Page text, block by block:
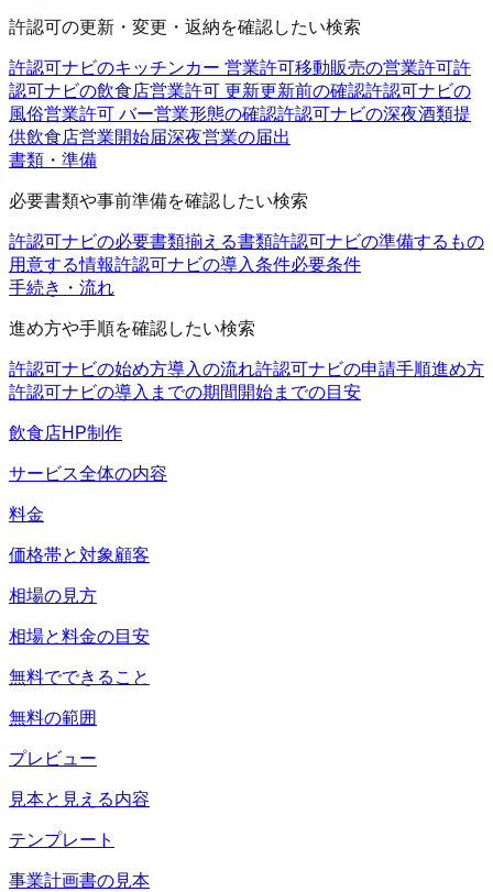
許認可の更新・変更・返納を確認したい検索
許認可ナビのキッチンカー 営業許可移動販売の営業許可許
認可ナビの飲食店営業許可 更新更新前の確認許認可ナビの
風俗営業許可 バー営業形態の確認許認可ナビの深夜酒類提
供飲食店営業開始届深夜営業の届出
書類・準備
必要書類や事前準備を確認したい検索
許認可ナビの必要書類揃える書類許認可ナビの準備するもの
用意する情報許認可ナビの導入条件必要条件
手続き・流れ
進め方や手順を確認したい検索
許認可ナビの始め方導入の流れ許認可ナビの申請手順進め方
許認可ナビの導入までの期間 開始までの目安
飲食店HP制作
サービス全体の内容
料金
価格帯と対象顧客
相場の見方
相場と料金の目安
無料でできること
無料の範囲
プレビュー
見本と見える内容
テンプレート
事業計画書の見本